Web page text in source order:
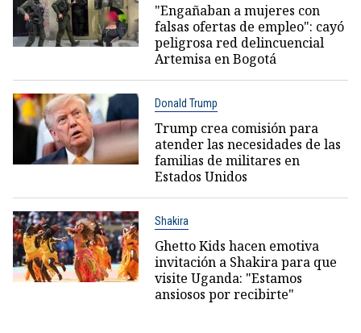
"Engañaban a mujeres con
falsas ofertas de empleo": cayó
peligrosa red delincuencial
Artemisa en Bogotá
Donald Trump
Trump crea comisión para
atender las necesidades de las
familias de militares en
Estados Unidos
Shakira
Ghetto Kids hacen emotiva
invitación a Shakira para que
visite Uganda: "Estamos
ansiosos por recibirte"